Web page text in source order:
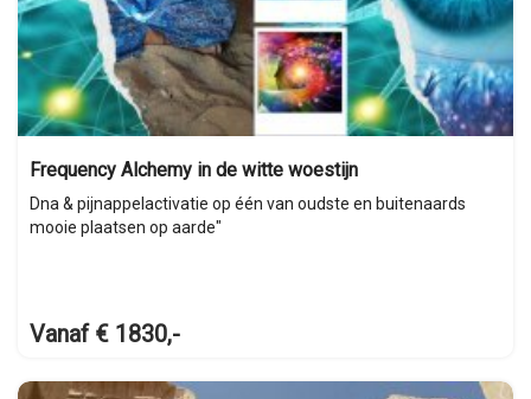
Frequency Alchemy in de witte woestijn
Dna & pijnappelactivatie op één van oudste en buitenaards
mooie plaatsen op aarde"
Vanaf € 1830,-